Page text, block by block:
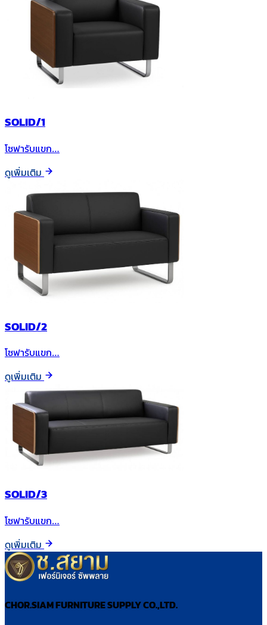
SOLID/1
โซฟารับแขก…
ดูเพิ่มเติม
SOLID/2
โซฟารับแขก…
ดูเพิ่มเติม
SOLID/3
โซฟารับแขก…
ดูเพิ่มเติม
CHOR.SIAM FURNITURE SUPPLY CO.,LTD.